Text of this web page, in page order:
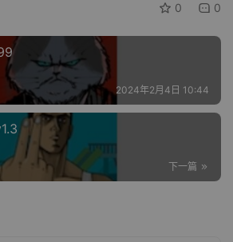
0 0
2024年2月4日 10:44
下一篇